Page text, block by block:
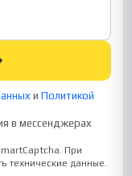
и Политикой
в мессенджерах
При
технические данные.